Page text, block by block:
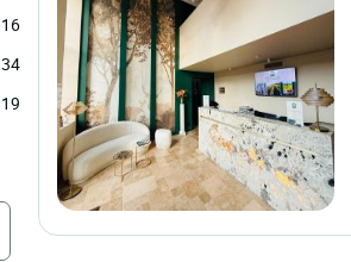
16
34
19